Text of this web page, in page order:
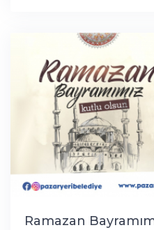
Ramazan